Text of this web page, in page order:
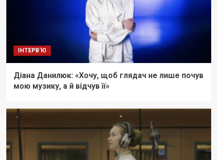
ІНТЕРВ'Ю
Діана Данилюк: «Хочу, щоб глядач не лише почув
мою музику, а й відчув її»